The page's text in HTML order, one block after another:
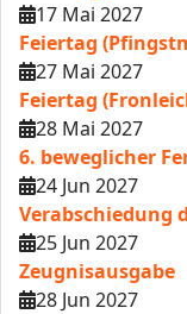
17 Mai 2027
Feiertag
27 Mai 2027
Feiertag
28 Mai 2027
6. beweglicher
24 Jun 2027
Verabschiedung
25 Jun 2027
Zeugnisausgabe
28 Jun 2027